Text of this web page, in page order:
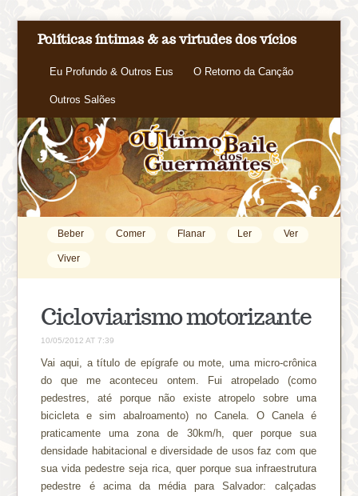
Políticas íntimas & as virtudes dos vícios
Eu Profundo & Outros Eus O Retorno da Canção
Outros Salões
Beber Comer Flanar Ler Ver
Viver
Cicloviarismo motorizante
10/05/2012 AT 7:39
Vai aqui, a título de epígrafe ou mote, uma micro-crônica
do que me aconteceu ontem. Fui atropelado (como
pedestres, até porque não existe atropelo sobre uma
bicicleta e sim abalroamento) no Canela. O Canela é
praticamente uma zona de 30km/h, quer porque sua
densidade habitacional e diversidade de usos faz com que
sua vida pedestre seja rica, quer porque sua infraestrutura
pedestre é acima da média para Salvador: calçadas